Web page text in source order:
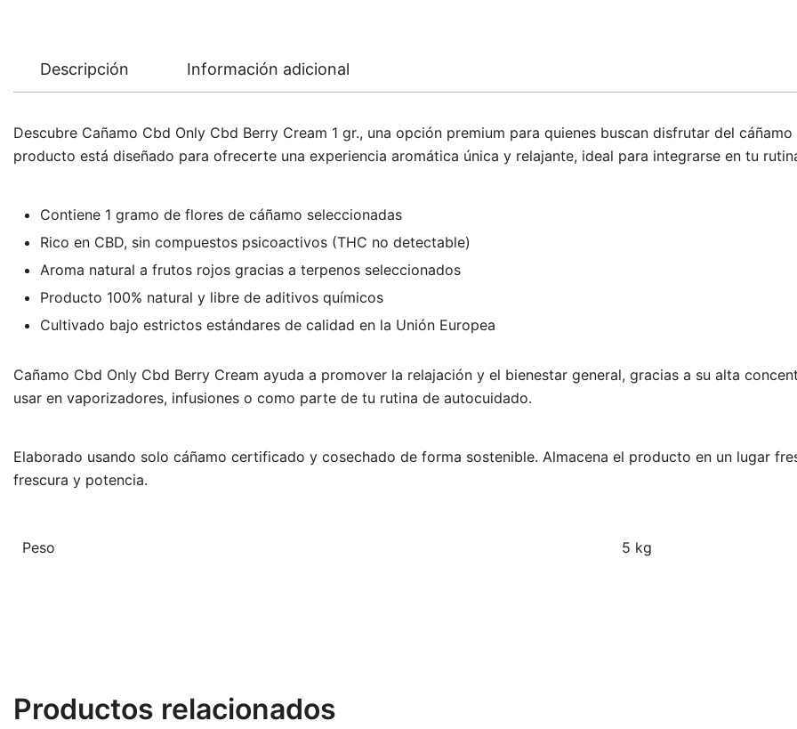
Descripción Información adicional
Descubre Cañamo Cbd Only Cbd Berry Cream 1 gr., una opción premium para quienes buscan disfrutar del
producto está diseñado para ofrecerte una experiencia aromática única y relajante, ideal para integrarse en tu
Contiene 1 gramo de flores de cáñamo seleccionadas
Rico en CBD, sin compuestos psicoactivos (THC no detectable)
Aroma natural a frutos rojos gracias a terpenos seleccionados
Producto 100% natural y libre de aditivos químicos
Cultivado bajo estrictos estándares de calidad en la Unión Europea
Cañamo Cbd Only Cbd Berry Cream ayuda a promover la relajación y el bienestar general, gracias a su alta
usar en vaporizadores, infusiones o como parte de tu rutina de autocuidado.
Elaborado usando solo cáñamo certificado y cosechado de forma sostenible. Almacena el producto en un lugar
frescura y potencia.
Peso 5 kg
Productos relacionados